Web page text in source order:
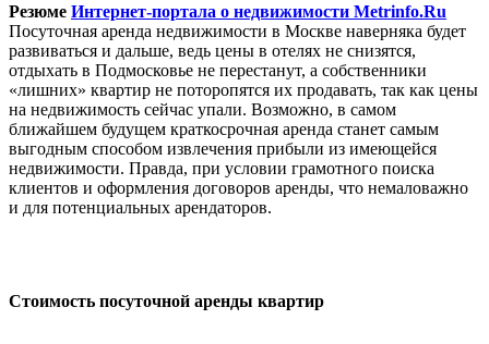
Резюме Интернет-портала о недвижимости Metrinfo.Ru
Посуточная аренда недвижимости в Москве наверняка будет
развиваться и дальше, ведь цены в отелях не снизятся,
отдыхать в Подмосковье не перестанут, а собственники
«лишних» квартир не поторопятся их продавать, так как цены
на недвижимость сейчас упали. Возможно, в самом
ближайшем будущем краткосрочная аренда станет самым
выгодным способом извлечения прибыли из имеющейся
недвижимости. Правда, при условии грамотного поиска
клиентов и оформления договоров аренды, что немаловажно
и для потенциальных арендаторов.
Стоимость посуточной аренды квартир